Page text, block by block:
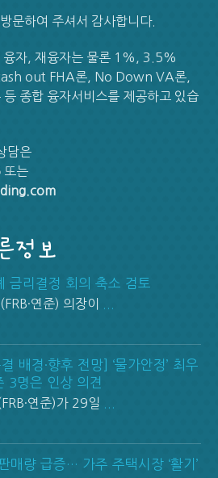
문하여 주셔서 감사합니다.
융자, 재융자는 물론 1%, 3.5%
out FHA론, No Down VA론,
종합 융자서비스를 제공하고 있습
담은
또는
정보
금리결정 회의 축소 검토
연준) 의장이
배경·향후 전망] ‘물가안정’ 최우
3명은 인상 의견
연준)가 29일
매량 급증… 가주 주택시장 ‘활기’